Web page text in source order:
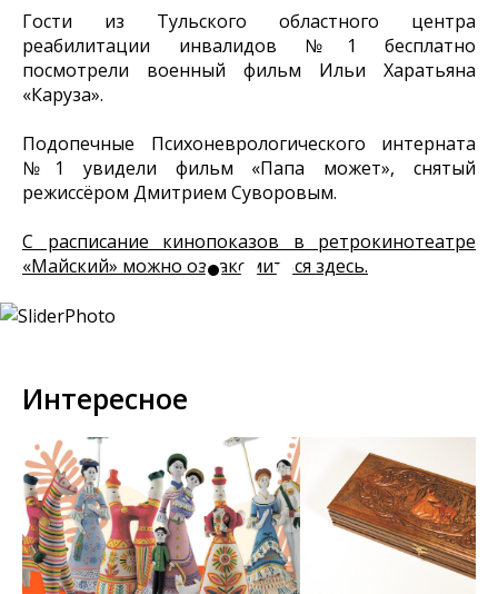
Гости из Тульского областного центра
реабилитации инвалидов №1 бесплатно
посмотрели военный фильм Ильи Харатьяна
«Каруза».
Подопечные Психоневрологического интерната
№1 увидели фильм «Папа может», снятый
режиссёром Дмитрием Суворовым.
С расписание кинопоказов в ретрокинотеатре
«Майский» можно ознакомиться здесь.
Интересное